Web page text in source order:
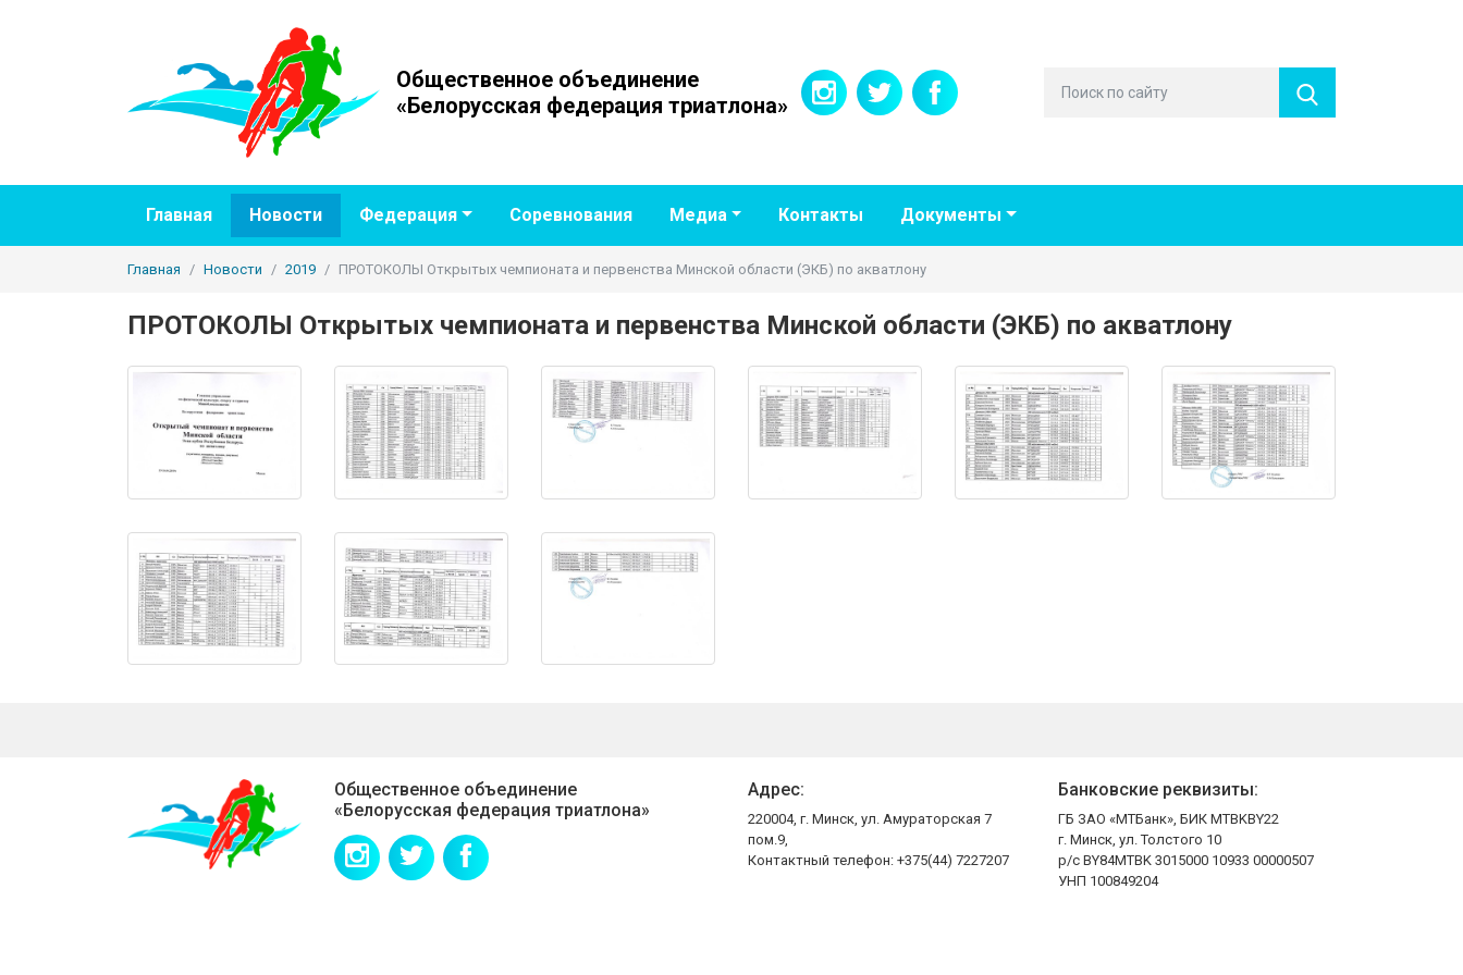
Общественное объединение
«Белорусская федерация триатлона»
Главная Новости Федерация Соревнования Медиа Контакты Документы
Главная Новости 2019 ПРОТОКОЛЫ Открытых чемпионата и первенства Минской области (ЭКБ) по акватлону
ПРОТОКОЛЫ Открытых чемпионата и первенства Минской области (ЭКБ) по акватлону
Общественное объединение
«Белорусская федерация триатлона»
Адрес:
220004, г. Минск, ул. Амураторская 7
пом.9,
Контактный телефон: +375(44) 7227207
Банковские реквизиты:
ГБ ЗАО «МТБанк», БИК MTBKBY22
г. Минск, ул. Толстого 10
р/с BY84MTBK 3015000 10933 00000507
УНП 100849204